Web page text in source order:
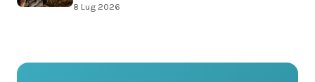
8 Lug 2026